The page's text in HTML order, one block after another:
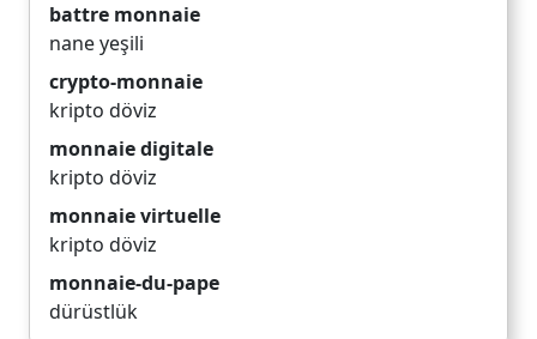
battre monnaie
nane yeşili
crypto-monnaie
kripto döviz
monnaie digitale
kripto döviz
monnaie virtuelle
kripto döviz
monnaie-du-pape
dürüstlük